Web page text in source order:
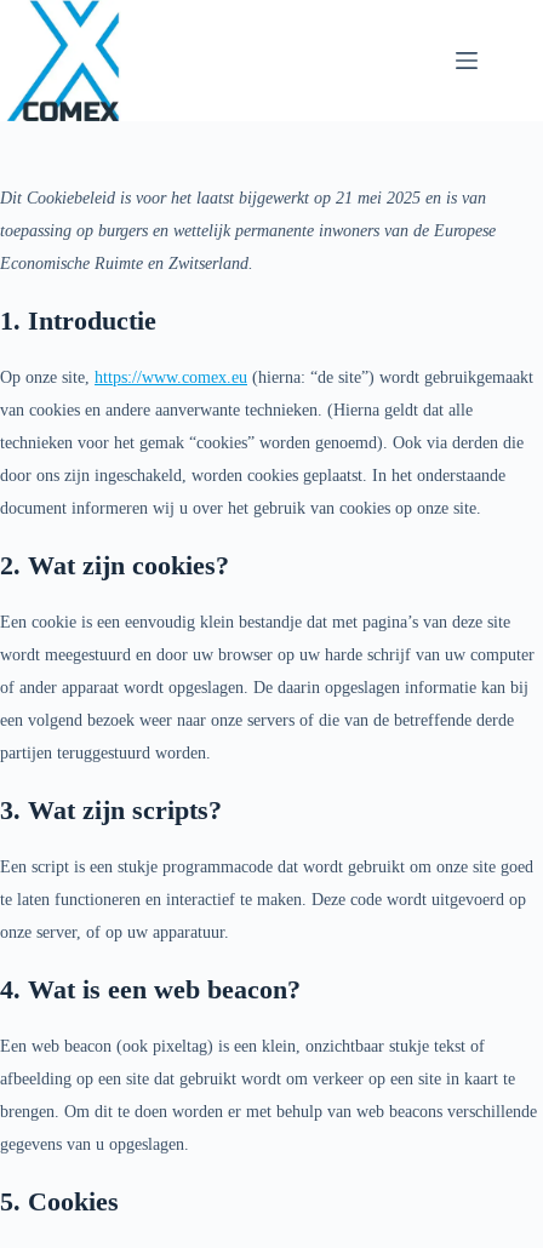
Dit Cookiebeleid is voor het laatst bijgewerkt op 21 mei 2025 en is van
toepassing op burgers en wettelijk permanente inwoners van de Europese
Economische Ruimte en Zwitserland.
1. Introductie
Op onze site, https://www.comex.eu (hierna: “de site”) wordt gebruikgemaakt
van cookies en andere aanverwante technieken. (Hierna geldt dat alle
technieken voor het gemak “cookies” worden genoemd). Ook via derden die
door ons zijn ingeschakeld, worden cookies geplaatst. In het onderstaande
document informeren wij u over het gebruik van cookies op onze site.
2. Wat zijn cookies?
Een cookie is een eenvoudig klein bestandje dat met pagina’s van deze site
wordt meegestuurd en door uw browser op uw harde schrijf van uw computer
of ander apparaat wordt opgeslagen. De daarin opgeslagen informatie kan bij
een volgend bezoek weer naar onze servers of die van de betreffende derde
partijen teruggestuurd worden.
3. Wat zijn scripts?
Een script is een stukje programmacode dat wordt gebruikt om onze site goed
te laten functioneren en interactief te maken. Deze code wordt uitgevoerd op
onze server, of op uw apparatuur.
4. Wat is een web beacon?
Een web beacon (ook pixeltag) is een klein, onzichtbaar stukje tekst of
afbeelding op een site dat gebruikt wordt om verkeer op een site in kaart te
brengen. Om dit te doen worden er met behulp van web beacons verschillende
gegevens van u opgeslagen.
5. Cookies